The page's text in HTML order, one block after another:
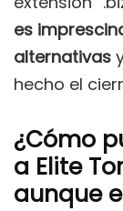
es
alternativas
hecho el
¿Cómo
a Elite
aunque